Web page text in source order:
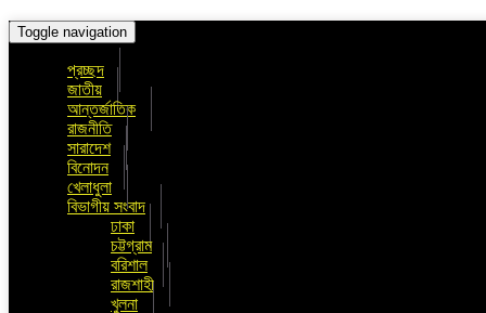
Toggle navigation
প্রচ্ছদ
জাতীয়
আন্তর্জাতিক
রাজনীতি
সারাদেশ
বিনোদন
খেলাধুলা
বিভাগীয় সংবাদ
ঢাকা
চট্টগ্রাম
বরিশাল
রাজশাহী
খুলনা